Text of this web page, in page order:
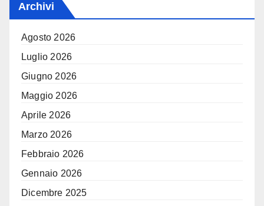
Archivi
Agosto 2026
Luglio 2026
Giugno 2026
Maggio 2026
Aprile 2026
Marzo 2026
Febbraio 2026
Gennaio 2026
Dicembre 2025